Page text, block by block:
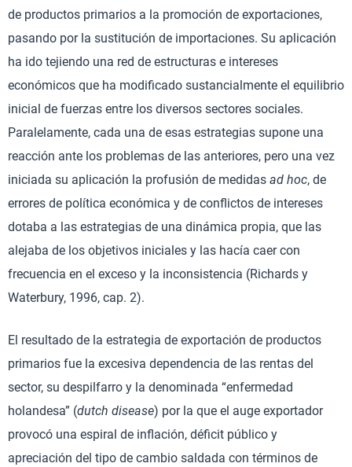
de productos primarios a la promoción de exportaciones,
pasando por la sustitución de importaciones. Su aplicación
ha ido tejiendo una red de estructuras e intereses
económicos que ha modificado sustancialmente el equilibrio
inicial de fuerzas entre los diversos sectores sociales.
Paralelamente, cada una de esas estrategias supone una
reacción ante los problemas de las anteriores, pero una vez
iniciada su aplicación la profusión de medidas ad hoc, de
errores de política económica y de conflictos de intereses
dotaba a las estrategias de una dinámica propia, que las
alejaba de los objetivos iniciales y las hacía caer con
frecuencia en el exceso y la inconsistencia (Richards y
Waterbury, 1996, cap. 2).
El resultado de la estrategia de exportación de productos
primarios fue la excesiva dependencia de las rentas del
sector, su despilfarro y la denominada “enfermedad
holandesa” (dutch disease) por la que el auge exportador
provocó una espiral de inflación, déficit público y
apreciación del tipo de cambio saldada con términos de